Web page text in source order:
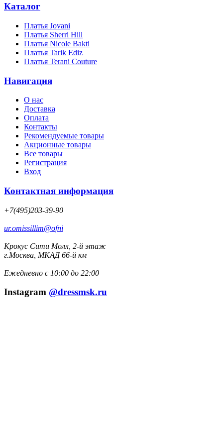
Каталог
Платья Jovani
Платья Sherri Hill
Платья Nicole Bakti
Платья Tarik Ediz
Платья Terani Couture
Навигация
О нас
Доставка
Оплата
Контакты
Рекомендуемые товары
Акционные товары
Все товары
Регистрация
Вход
Контактная информация
+7(495)203-39-90
ur.omissillim@ofni
Крокус Сити Молл, 2-й этаж
г.Москва, МКАД 66-й км
Ежедневно с 10:00 до 22:00
Instagram @dressmsk.ru